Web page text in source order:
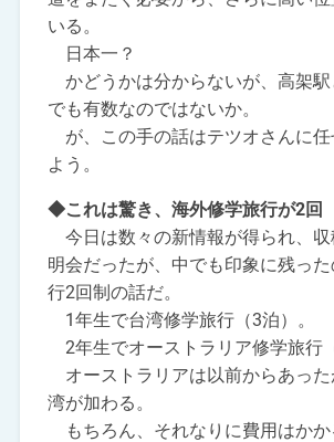
いる。
日本一？
かどうかは分からないが、高架駅
でも有数なのではないか。
が、この手の話はテツオさんに任
よう。
◆これは驚き、海外修学旅行が2回
今日は数々の新情報が得られ、
明会だったが、中でも印象に残っ
行2回制の話だ。
1年生で台湾修学旅行（3泊）。
2年生でオーストラリア修学旅行
オーストラリアは以前からあった
湾が加わる。
もちろん、それなりに費用はか